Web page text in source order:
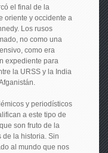
el final de la
oriente y occidente a
Los rusos
no como una
como era
expediente para
la URSS y la India
y periodísticos
a este tipo de
son fruto de la
la historia. Sin
al mundo que nos